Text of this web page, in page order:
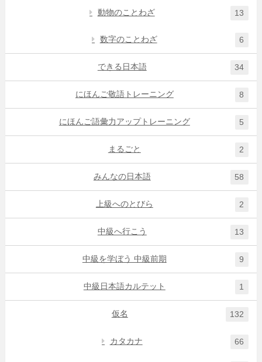
動物のことわざ 13
数字のことわざ 6
できる日本語 34
にほんご敬語トレーニング 8
にほんご語彙力アップトレーニング 5
まるごと 2
みんなの日本語 58
上級へのとびら 2
中級へ行こう 13
中級を学ぼう 中級前期 9
中級日本語カルテット 1
仮名 132
カタカナ 66